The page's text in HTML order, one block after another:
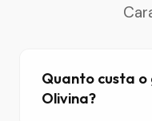
Quanto custa o
Olivina?